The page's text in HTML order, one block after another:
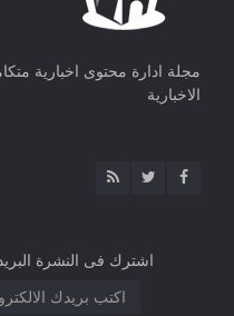
مجلة ادارة محتوى اخبارية
الاخبارية
اشترك فى النشرة